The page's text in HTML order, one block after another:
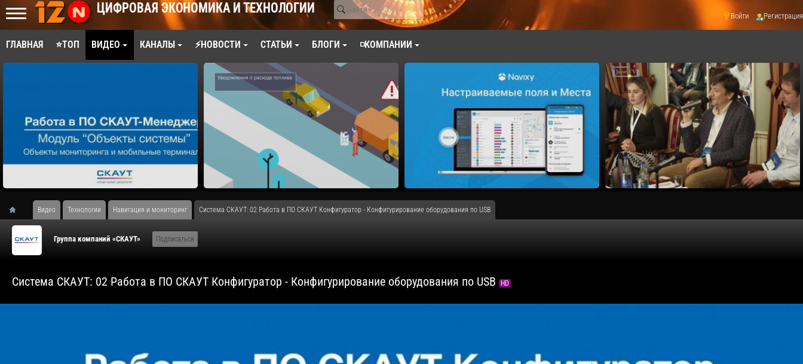
ЦИФРОВАЯ ЭКОНОМИКА И ТЕХНОЛОГИИ Войти Регистрация
ГЛАВНАЯ ⭐ТОП ВИДЕО КАНАЛЫ ⚡НОВОСТИ СТАТЬИ БЛОГИ ◽КОМПАНИИ
Видео Технологии Навигация и мониторинг Система СКАУТ: 02 Работа в ПО СКАУТ Конфигуратор - Конфигурирование оборудования по USB
Группа компаний «СКАУТ» Подписаться
Система СКАУТ: 02 Работа в ПО СКАУТ Конфигуратор - Конфигурирование оборудования по USB HD